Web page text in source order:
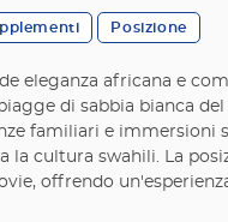
Posizione
eleganza africana e
di sabbia bianca
familiari e
la cultura swahili. La
offrendo